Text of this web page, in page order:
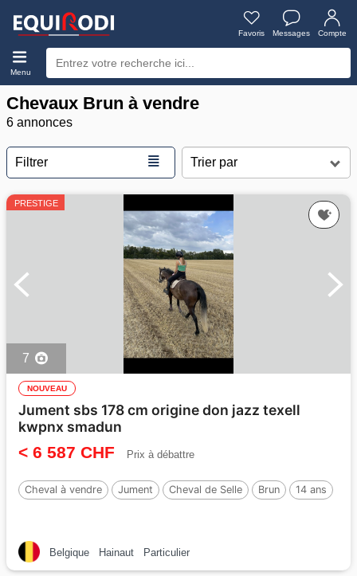
Favoris Messages Compte
Menu
Chevaux Brun à vendre
6 annonces
Filtrer ≣
PRESTIGE
7
NOUVEAU
Jument sbs 178 cm origine don jazz texell
kwpnx smadun
< 6 587 CHF Prix à débattre
Cheval à vendre Jument Cheval de Selle Brun 14 ans
Belgique Hainaut Particulier